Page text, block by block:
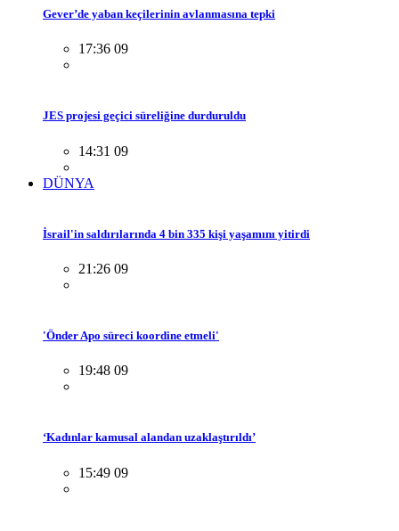
Gever’de yaban keçilerinin avlanmasına tepki
17:36 09
JES projesi geçici süreliğine durduruldu
14:31 09
DÜNYA
İsrail'in saldırılarında 4 bin 335 kişi yaşamını yitirdi
21:26 09
'Önder Apo süreci koordine etmeli'
19:48 09
‘Kadınlar kamusal alandan uzaklaştırıldı’
15:49 09